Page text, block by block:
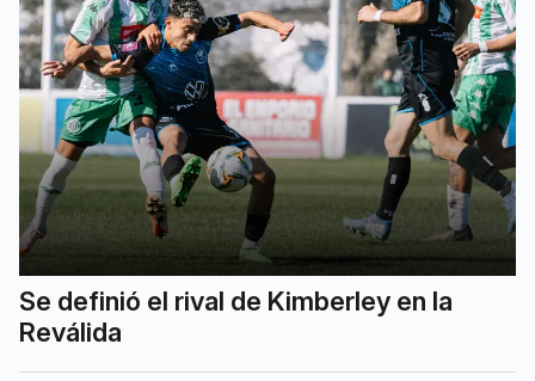
Se definió el rival de Kimberley en la
Reválida